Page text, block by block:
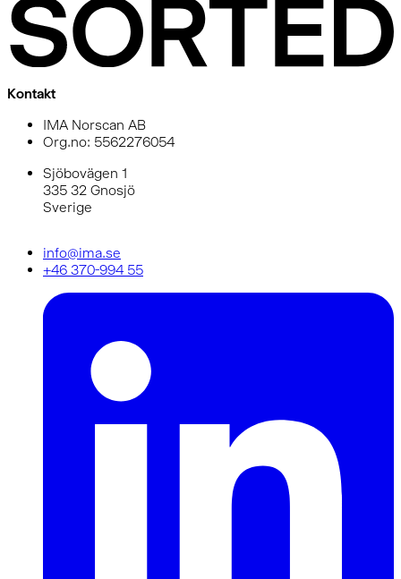
Kontakt
IMA Norscan AB
Org.no: 5562276054
Sjöbovägen 1
335 32 Gnosjö
Sverige
info@ima.se
+46 370-994 55